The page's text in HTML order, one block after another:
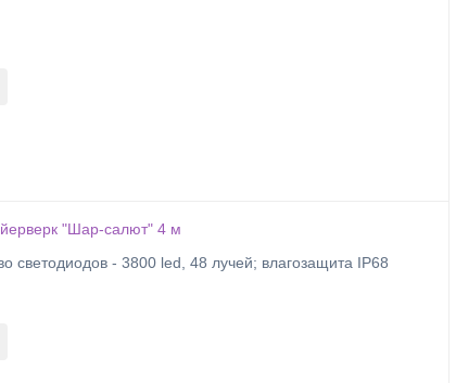
"Шар-салют" 4 м
светодиодов - 3800 led, 48 лучей; влагозащита IP68